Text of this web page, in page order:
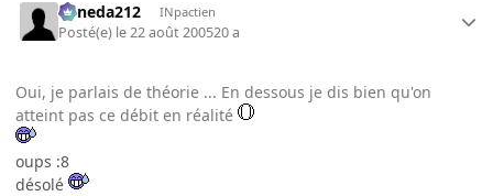
keneda212 INpactien
Posté(e) le 22 août 200520 a
Oui, je parlais de théorie ... En dessous je dis bien qu'on
atteint pas ce débit en réalité
oups :8
désolé